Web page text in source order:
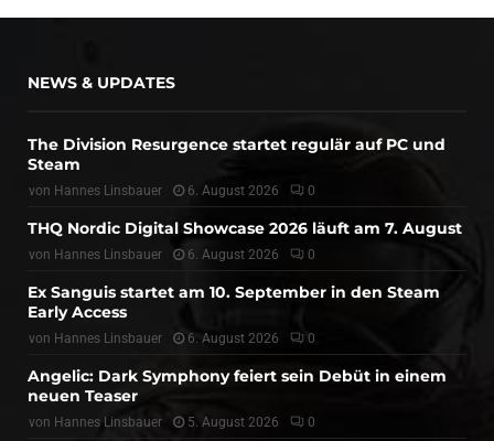
NEWS & UPDATES
The Division Resurgence startet regulär auf PC und
Steam
von Hannes Linsbauer 6. August 2026 0
THQ Nordic Digital Showcase 2026 läuft am 7. August
von Hannes Linsbauer 6. August 2026 0
Ex Sanguis startet am 10. September in den Steam
Early Access
von Hannes Linsbauer 6. August 2026 0
Angelic: Dark Symphony feiert sein Debüt in einem
neuen Teaser
von Hannes Linsbauer 5. August 2026 0